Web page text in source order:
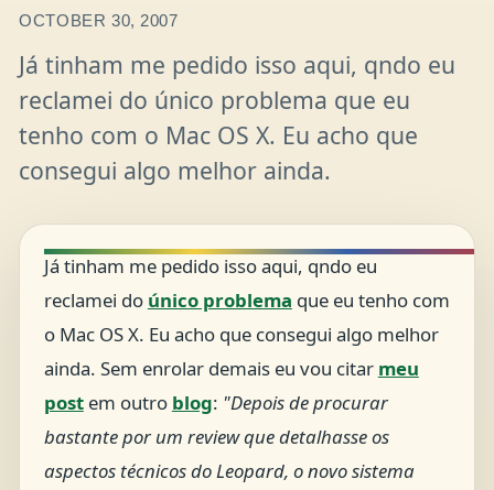
OCTOBER 30, 2007
Já tinham me pedido isso aqui, qndo eu
reclamei do único problema que eu
tenho com o Mac OS X. Eu acho que
consegui algo melhor ainda.
Já tinham me pedido isso aqui, qndo eu
reclamei do único problema que eu tenho com
o Mac OS X. Eu acho que consegui algo melhor
ainda. Sem enrolar demais eu vou citar meu
postem outro blog: "Depois de procurar
bastante por um review que detalhasse os
aspectos técnicos do Leopard, o novo sistema